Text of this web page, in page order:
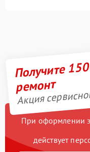
Получите
ремонт
Акция
При оформлении
действует